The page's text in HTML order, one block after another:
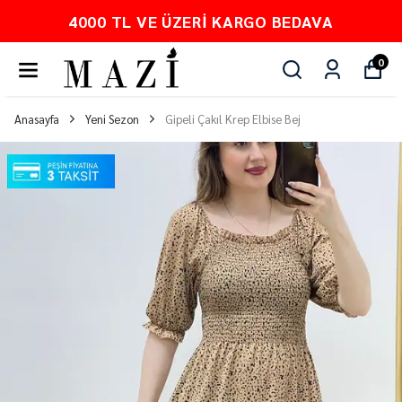
PEŞİN FİYATINA 3 TAKSİT
0
Anasayfa Yeni Sezon Gipeli Çakıl Krep Elbise Bej